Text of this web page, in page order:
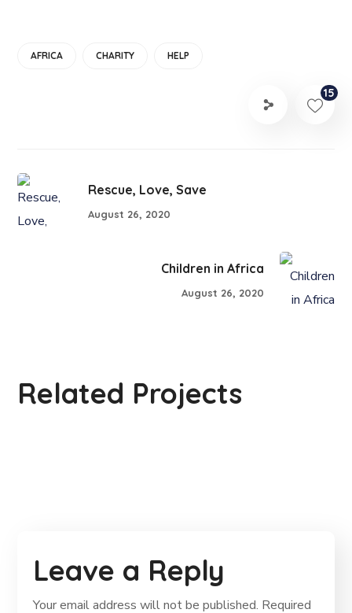
AFRICA CHARITY HELP
15
Rescue, Love, Save
August 26, 2020
Children in Africa
August 26, 2020
Related Projects
#CHARITY
#DONATION
Leave a Reply
Your email address will not be published. Required